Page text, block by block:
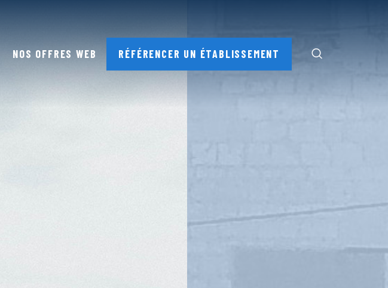
NOS OFFRES WEB RÉFÉRENCER UN ÉTABLISSEMENT